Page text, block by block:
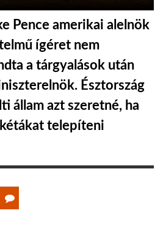
Pence amerikai alelnök
ígéret nem
a tárgyalások után
Észtország
állam azt szeretné, ha
telepíteni